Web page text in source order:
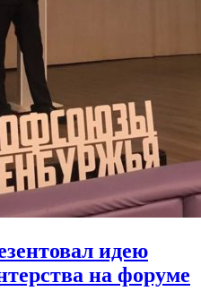
идею
на форуме